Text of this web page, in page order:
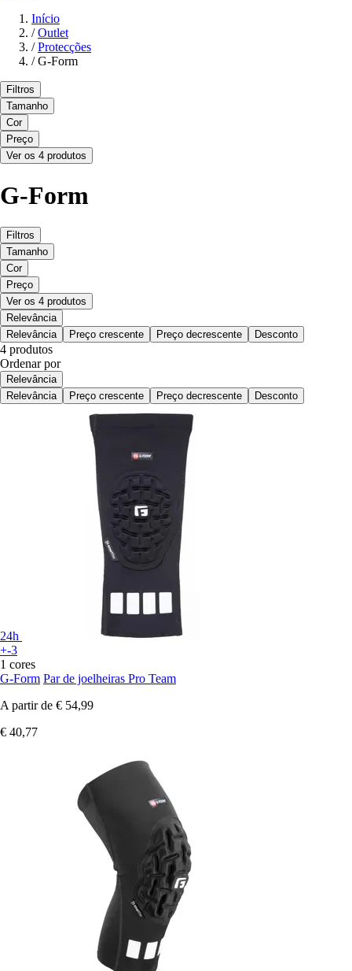
Início
/ Outlet
/ Protecções
/ G-Form
Filtros
Tamanho
Cor
Preço
Ver os 4 produtos
G-Form
Filtros
Tamanho
Cor
Preço
Ver os 4 produtos
Relevância
Relevância
Preço crescente Preço decrescente Desconto
4 produtos
Ordenar por
Relevância
Relevância
Preço crescente Preço decrescente Desconto
24h
+-3
1 cores
G-Form Par de joelheiras Pro Team
A partir de € 54,99
€ 40,77